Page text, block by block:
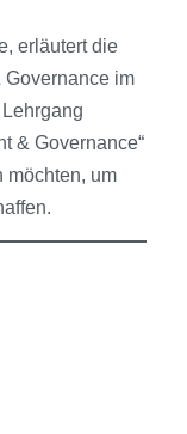
erläutert die
Governance im
& Governance“
möchten, um